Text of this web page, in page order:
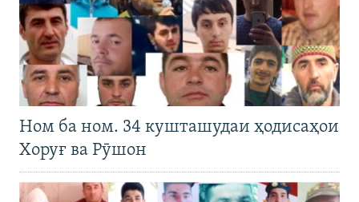
Ном ба ном. 34 кушташудаи ҳодисаҳои
Хоруғ ва Рӯшон